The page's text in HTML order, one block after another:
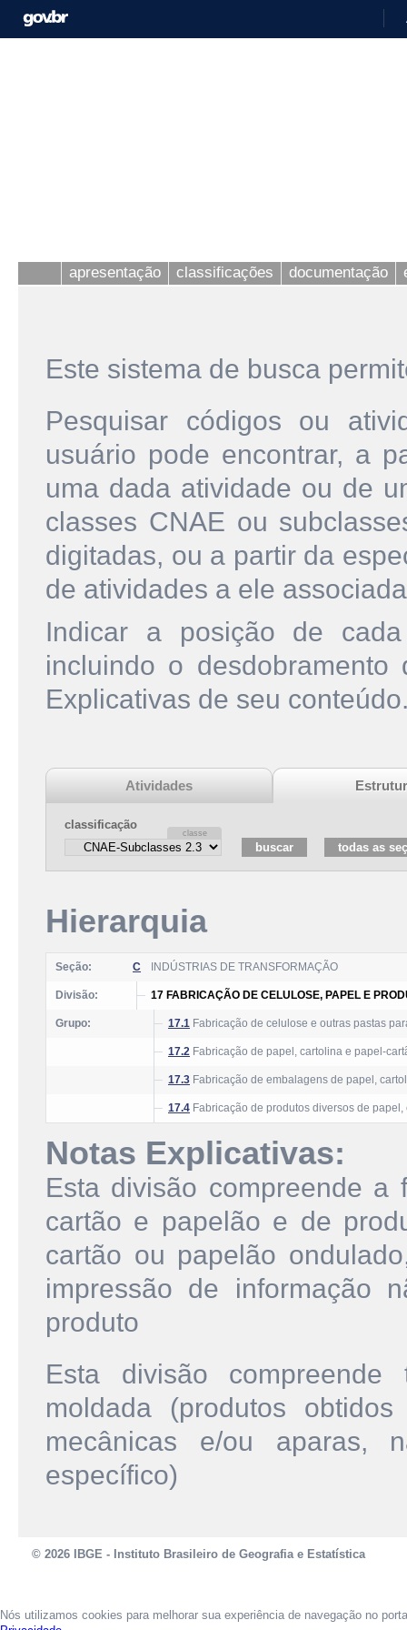
apresentação classificações documentação
Este sistema de busca
Pesquisar códigos ou
usuário pode encontrar, a
uma dada atividade ou de
classes CNAE ou
digitadas, ou a partir da
de atividades a ele
Indicar a posição de
incluindo o
Explicativas de seu
Atividades
classificação
Hierarquia
Seção: C INDÚSTRIAS DE TRANSFORMAÇÃO
Divisão: 17 FABRICAÇÃO DE CELULOSE, PAPEL E
Grupo: 17.1 Fabricação de celulose e outras pastas
17.2 Fabricação de papel, cartolina e papel-
17.3 Fabricação de embalagens de papel,
17.4 Fabricação de produtos diversos de
Notas Explicativas:
Esta divisão compreende a
cartão e papelão e de
cartão ou papelão
impressão de informação
produto
Esta divisão
moldada (produtos
mecânicas e/ou aparas,
específico)
© 2026 IBGE - Instituto Brasileiro de Geografia e Estatística
Nós utilizamos cookies para melhorar sua experiência de navegação no